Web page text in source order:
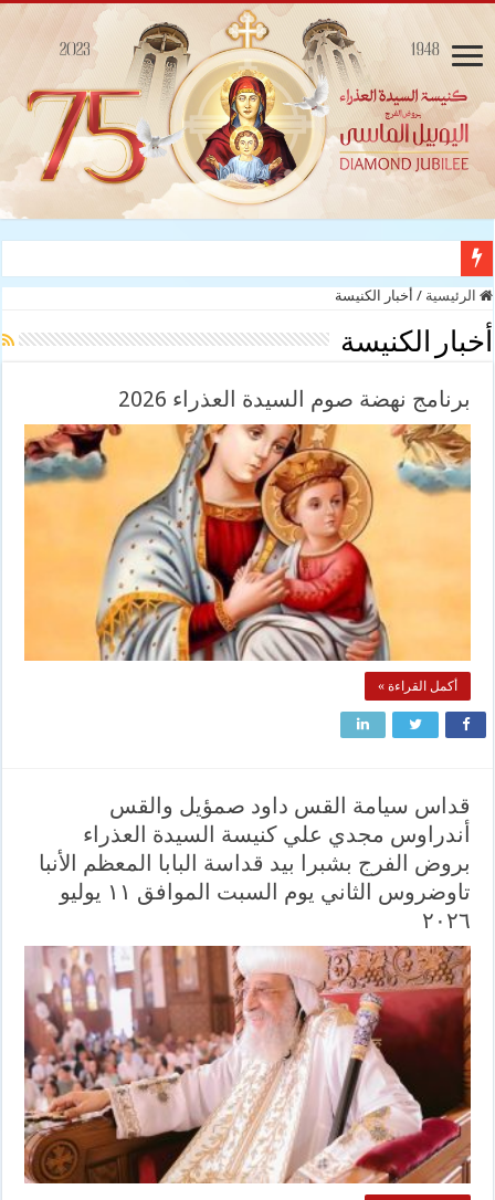
الرئيسية / أخبار الكنيسة
أخبار الكنيسة
برنامج نهضة صوم السيدة العذراء 2026
أكمل القراءة »
قداس سيامة القس داود صمؤيل والقس
أندراوس مجدي علي كنيسة السيدة العذراء
بروض الفرج بشبرا بيد قداسة البابا المعظم الأنبا
تاوضروس الثاني يوم السبت الموافق ١١ يوليو
٢٠٢٦